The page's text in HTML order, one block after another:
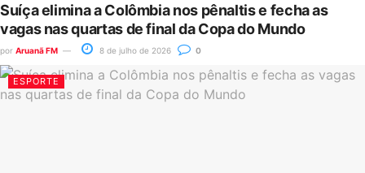
Suíça elimina a Colômbia nos pênaltis e fecha as
vagas nas quartas de final da Copa do Mundo
por Aruanã FM 8 de julho de 2026 0
ESPORTE